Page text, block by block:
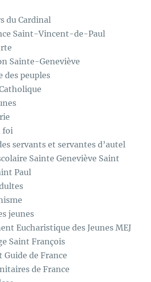
du Cardinal
Saint-Vincent-de-Paul
Sainte-Geneviève
des peuples
foi
servants et servantes d’autel
Sainte Geneviève Saint
Paul
jeunes
Eucharistique des Jeunes MEJ
Saint François
Guide de France
de France